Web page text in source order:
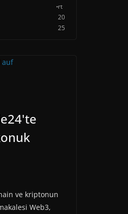
rt
20
25
ve kriptonun
Web3,